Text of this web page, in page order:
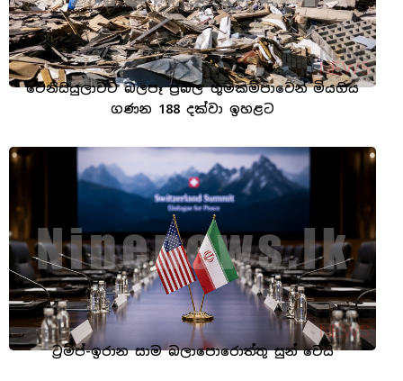
වෙනිසියුලාවට බලපෑ ප්‍රබල භූමිකම්පාවෙන් මියගිය
ගණන 188 දක්වා ඉහළට
ට්‍රම්ප්-ඉරාන සාම බලාපොරොත්තු සුන් වෙයි